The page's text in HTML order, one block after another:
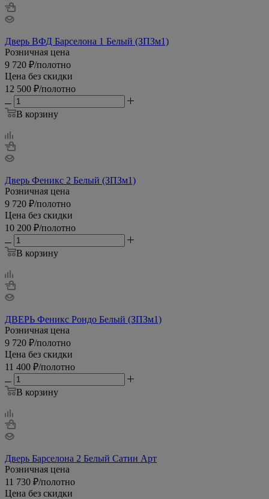
Дверь ВФД Барселона 1 Белый (ЗПЗм1)
Розничная цена
9 720 ₽/полотно
Цена без скидки
12 500 ₽/полотно
В корзину
Дверь Феникс 2 Белый (ЗПЗм1)
Розничная цена
9 720 ₽/полотно
Цена без скидки
10 200 ₽/полотно
В корзину
ДВЕРЬ Феникс Рондо Белый (ЗПЗм1)
Розничная цена
9 720 ₽/полотно
Цена без скидки
11 400 ₽/полотно
В корзину
Дверь Барселона 2 Белый Сатин Арт
Розничная цена
11 730 ₽/полотно
Цена без скидки